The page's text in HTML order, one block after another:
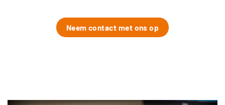
Neem contact met ons op